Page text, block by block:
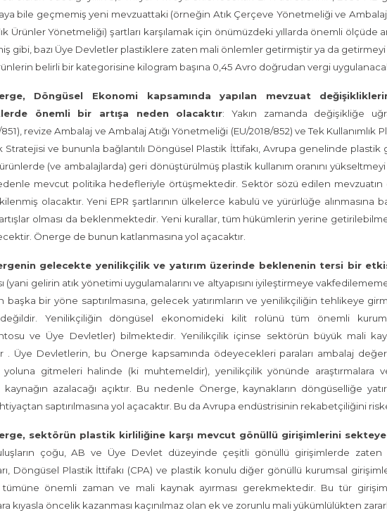
bile geçmemiş yeni mevzuattaki (örneğin Atık Çerçeve Yönetmeliği ve Ambalaj
Ürünler Yönetmeliği) şartları karşılamak için önümüzdeki yıllarda önemli ölçüde
gibi, bazı Üye Devletler plastiklere zaten mali önlemler getirmiştir ya da
belirli bir kategorisine kilogram başına 0,45 Avro doğrudan vergi
Döngüsel Ekonomi kapsamında yapılan mevzuat
önemli bir artışa neden olacaktır: Yakın zamanda değişikliğe
851), revize Ambalaj ve Ambalaj Atığı Yönetmeliği (EU/2018/852) ve Tek Kullanımlık
Stratejisi ve bununla bağlantılı Döngüsel Plastik İttifakı, Avrupa genelinde plastik
(ve ambalajlarda) geri dönüştürülmüş plastik kullanım oranını
mevcut politika hedefleriyle örtüşmektedir. Sektör sözü edilen
olacaktır. Yeni EPR şartlarının ülkelerce kabulü ve yürürlüğe alınmasına
olması da beklenmektedir. Yeni kurallar, tüm hükümlerin yerine
Önerge de bunun katlanmasına yol açacaktır.
gelecekte yenilikçilik ve yatırım üzerinde beklenenin tersi bir
(yani gelirin atık yönetimi uygulamalarını ve altyapısını iyileştirmeye
başka bir yöne saptırılmasına, gelecek yatırımların ve yenilikçiliğin tehlikeye
Yenilikçiliğin döngüsel ekonomideki kilit rolünü tüm önemli
ve Üye Devletler) bilmektedir. Yenilikçilik içinse sektörün büyük mali
. Üye Devletlerin, bu Önerge kapsamında ödeyecekleri paraları ambalaj
yoluna gitmeleri halinde (ki muhtemeldir), yenilikçilik yönünde araştırmalara
kaynağın azalacağı açıktır. Bu nedenle Önerge, kaynakların döngüselliğe
saptırılmasına yol açacaktır. Bu da Avrupa endüstrisinin rekabetçiliğini
sektörün plastik kirliliğine karşı mevcut gönüllü girişimlerini
çoğu, AB ve Üye Devlet düzeyinde çeşitli gönüllü girişimlerde zaten
Döngüsel Plastik İttifakı (CPA) ve plastik konulu diğer gönüllü kurumsal
tümüne önemli zaman ve mali kaynak ayırması gerekmektedir. Bu tür
kıyasla öncelik kazanması kaçınılmaz olan ek ve zorunlu mali yükümlülükten